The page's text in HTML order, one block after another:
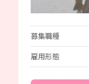
募集職種
雇用形態